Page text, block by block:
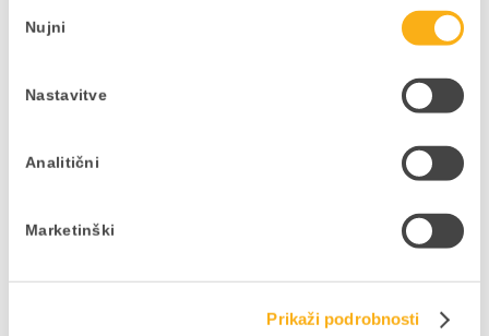
soglasja
Nujni
Nastavitve
Analitični
Marketinški
Prikaži podrobnosti